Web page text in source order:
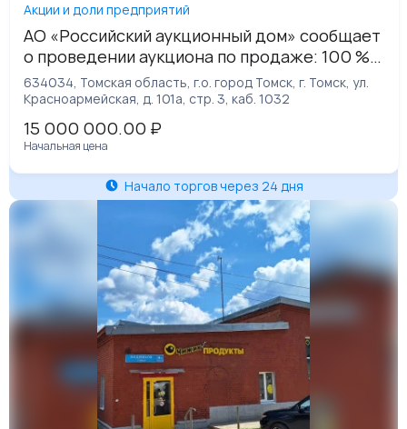
Акции и доли предприятий
АО «Российский аукционный дом» сообщает
о проведении аукциона по продаже: 100 %
доли ООО «СИНТЕК» (ИНН 7017445875, ОГРН
1187031059599) , принадлежащей ООО
«НЕФТЕГРУПП-ХОЛДИНГ» (ИНН
7203422402) и Багнюк О.А. (ИНН
634034, Томская область, г.о. город Томск, г. Томск, ул.
Красноармейская, д. 101а, стр. 3, каб. 1032
15 000 000.00 ₽
Начальная цена
Начало торгов через 24 дня